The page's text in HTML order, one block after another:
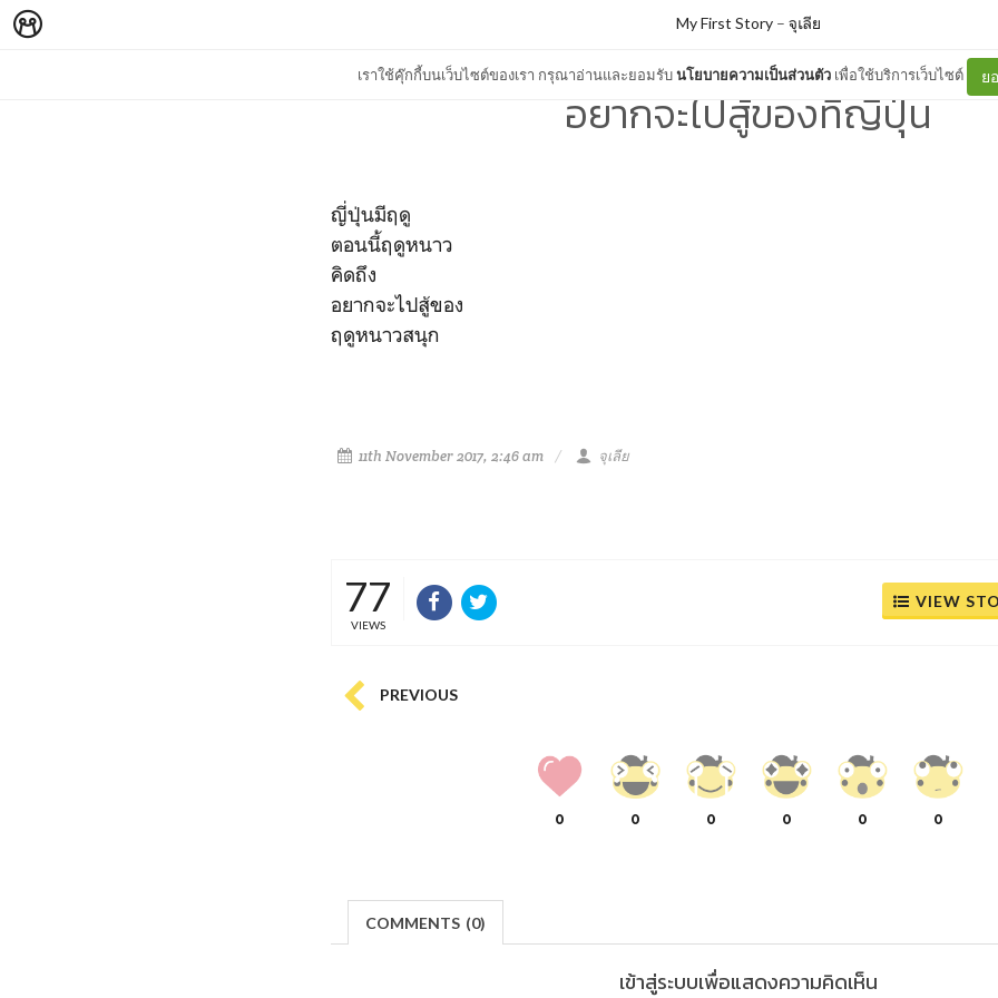
เราใช้คุ๊กกี้บนเว็บไซต์ของเรา กรุณาอ่านและยอมรับนโยบายความเป็นส่วนตัว เพื่อใช้บริการเว็บไซต์ ย
My First Story – จุเลีย
อยากจะไปสู้ของที่ญี่ปุ่น
ญี่ปุ่นมีฤดู
ตอนนี้ฤดูหนาว
คิดถึง
อยากจะไปสู้ของ
ฤดูหนาวสนุก
11th November 2017, 2:46 am จุเลีย
77
VIEWS
VIEW
PREVIOUS
0 0 0 0 0 0
COMMENTS (0)
เข้าสู่ระบบเพื่อแสดงความคิดเห็น